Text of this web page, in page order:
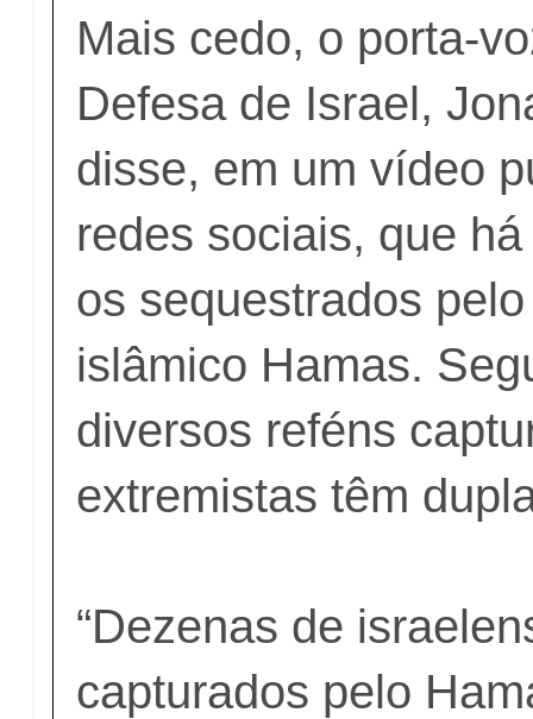
Mais cedo, o porta-
Defesa de Israel,
disse, em um vídeo
redes sociais, que
os sequestrados
islâmico Hamas.
diversos reféns
extremistas têm
“Dezenas de
capturados pelo